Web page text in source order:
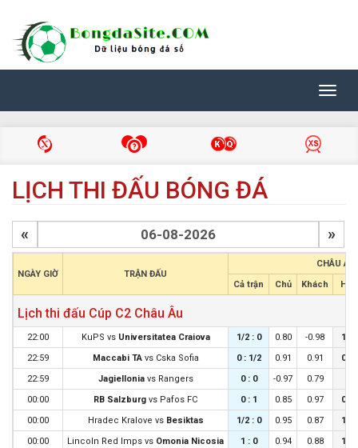
LỊCH THI ĐẤU BÓNG ĐÁ
« »
NGÀY GIỜ TRẬN ĐẤU
CHÂU Á
Cả trận
Chủ Khách
Lịch thi đấu Cúp C2 Châu Âu
22:00 KuPS vs Universitatea Craiova 1/2 : 0 0.80 -0.98
1/4
22:59
Maccabi TA vs Cska Sofia 0 : 1/2 0.91 0.91
0 :
22:59
Jagiellonia vs Rangers 0 : 0 -0.97 0.79
00:00
RB Salzburg vs Pafos FC 0 : 1 0.85 0.97
0 :
00:00
Hradec Kralove vs Besiktas 1/2 : 0 0.95 0.87
1/4
00:00
Lincoln Red Imps vs Omonia Nicosia 1 : 0 0.94 0.88
1/2